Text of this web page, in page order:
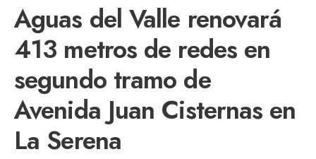
Aguas del Valle renovará
413 metros de redes en
segundo tramo de
Avenida Juan Cisternas en
La Serena